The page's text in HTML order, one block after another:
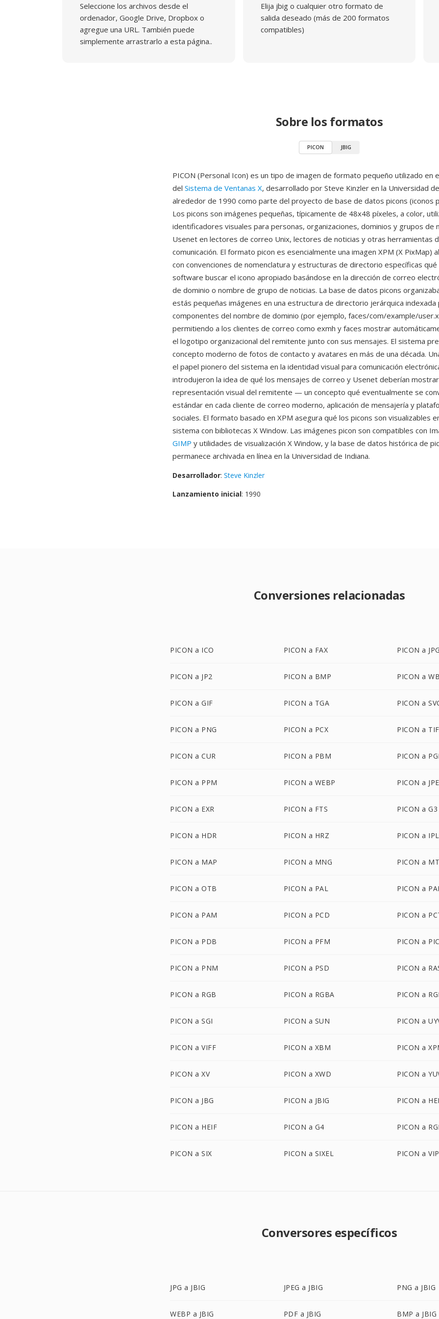
Seleccione los archivos desde el
ordenador, Google Drive, Dropbox o
agregue una URL. También puede
simplemente arrastrarlo a esta página..
Elija jbig o cualquier otro formato de
salida deseado (más de 200 formatos
compatibles)
Sobre los formatos
PICON JBIG
PICON (Personal Icon) es un tipo de imagen de formato pequeño utilizado en
del Sistema de Ventanas X, desarrollado por Steve Kinzler en la Universidad
alrededor de 1990 como parte del proyecto de base de datos picons (iconos
Los picons son imágenes pequeñas, típicamente de 48x48 píxeles, a color,
identificadores visuales para personas, organizaciones, dominios y grupos de
Usenet en lectores de correo Unix, lectores de noticias y otras herramientas
comunicación. El formato picon es esencialmente una imagen XPM (X PixMap)
con convenciones de nomenclatura y estructuras de directorio específicas
software buscar el icono apropiado basándose en la dirección de correo
de dominio o nombre de grupo de noticias. La base de datos picons
estás pequeñas imágenes en una estructura de directorio jerárquica indexada
componentes del nombre de dominio (por ejemplo, faces/com/example/
permitiendo a los clientes de correo como exmh y faces mostrar
el logotipo organizacional del remitente junto con sus mensajes. El sistema
concepto moderno de fotos de contacto y avatares en más de una década.
el papel pionero del sistema en la identidad visual para comunicación
introdujeron la idea de qué los mensajes de correo y Usenet deberían
representación visual del remitente — un concepto qué eventualmente se
estándar en cada cliente de correo moderno, aplicación de mensajería y
sociales. El formato basado en XPM asegura qué los picons son visualizables
sistema con bibliotecas X Window. Las imágenes picon son compatibles con
GIMP y utilidades de visualización X Window, y la base de datos histórica de
permanece archivada en línea en la Universidad de Indiana.
Desarrollador: Steve Kinzler
Lanzamiento inicial: 1990
Conversiones relacionadas
PICON a ICO PICON a FAX PICON a JPG
PICON a JP2 PICON a BMP PICON a
PICON a GIF PICON a TGA PICON a
PICON a PNG PICON a PCX PICON a
PICON a CUR PICON a PBM PICON a
PICON a PPM PICON a WEBP PICON a
PICON a EXR PICON a FTS PICON a G3
PICON a HDR PICON a HRZ PICON a IPL
PICON a MAP PICON a MNG PICON a
PICON a OTB PICON a PAL PICON a
PICON a PAM PICON a PCD PICON a
PICON a PDB PICON a PFM PICON a
PICON a PNM PICON a PSD PICON a
PICON a RGB PICON a RGBA PICON a
PICON a SGI PICON a SUN PICON a
PICON a VIFF PICON a XBM PICON a
PICON a XV PICON a XWD PICON a
PICON a JBG PICON a JBIG PICON a
PICON a HEIF PICON a G4 PICON a
PICON a SIX PICON a SIXEL PICON a
Conversores específicos
JPG a JBIG JPEG a JBIG PNG a JBIG
WEBP a JBIG PDF a JBIG BMP a JBIG